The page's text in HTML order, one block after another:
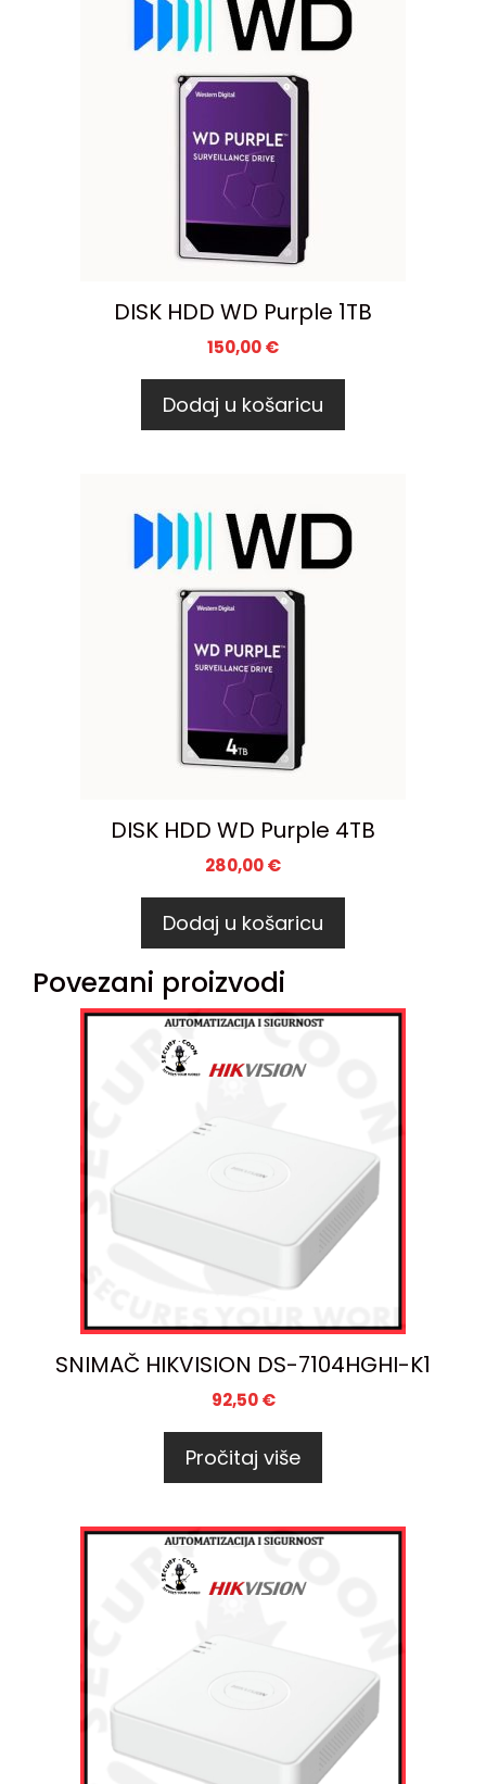
DISK HDD WD Purple 1TB
150,00€
Dodaj u košaricu
DISK HDD WD Purple 4TB
280,00€
Dodaj u košaricu
Povezani proizvodi
SNIMAČ HIKVISION DS-7104HGHI-K1
92,50€
Pročitaj više